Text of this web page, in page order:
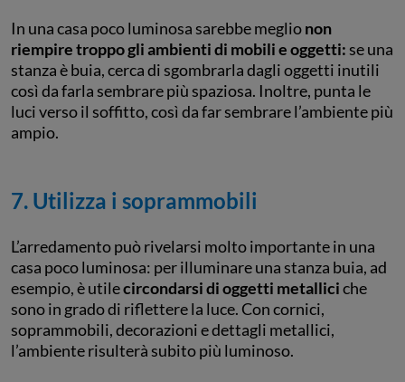
In una casa poco luminosa sarebbe meglionon
riempire troppo gli ambienti di mobili e oggetti:se una
stanza è buia, cerca di sgombrarla dagli oggetti inutili
così da farla sembrare più spaziosa. Inoltre, punta le
luci verso il soffitto, così da far sembrare l’ambiente più
ampio.
7. Utilizza i soprammobili
L’arredamento può rivelarsi molto importante in una
casa poco luminosa: per illuminare una stanza buia, ad
esempio, è utilecircondarsi di oggetti metalliciche
sono in grado di riflettere la luce. Con cornici,
soprammobili, decorazioni e dettagli metallici,
l’ambiente risulterà subito più luminoso.